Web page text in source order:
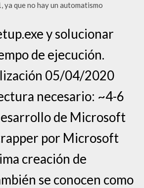
ya que no hay un automatismo
y solucionar
de ejecución.
05/04/2020
necesario: ~4-6
de Microsoft
por Microsoft
creación de
se conocen como